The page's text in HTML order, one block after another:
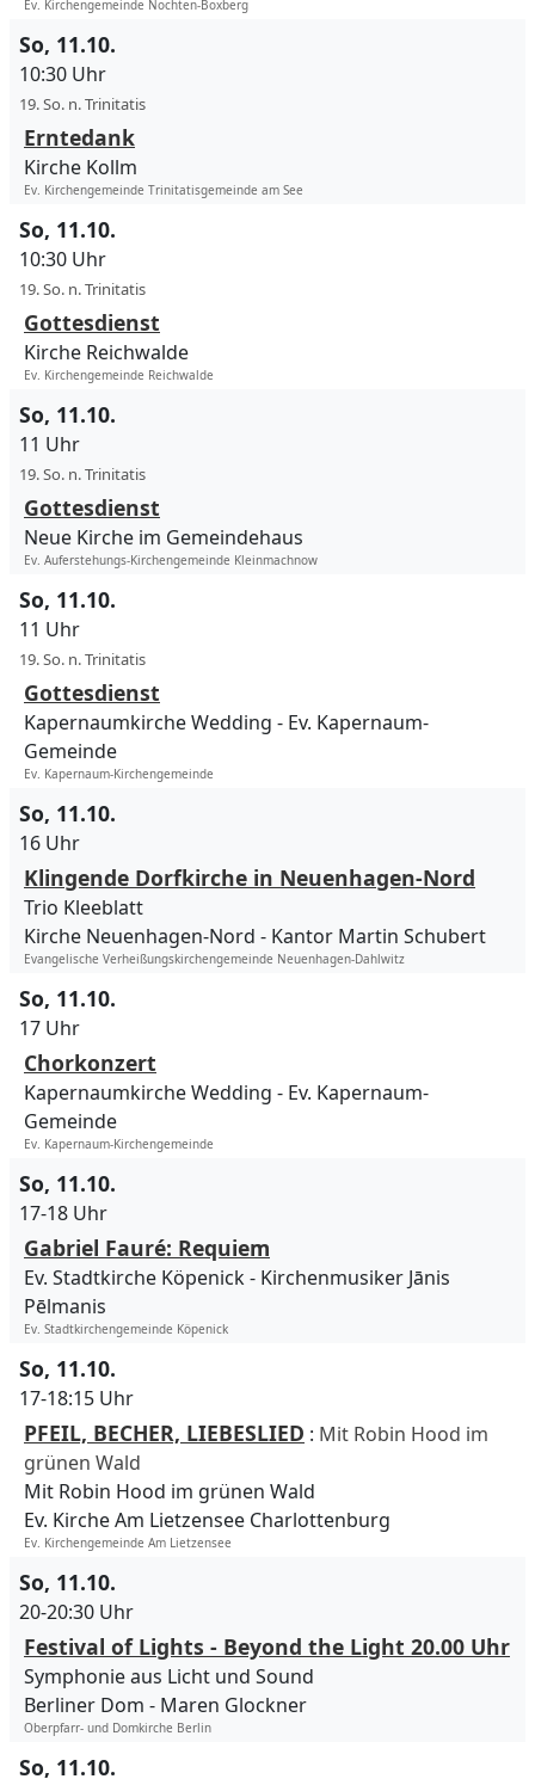
Ev. Kirchengemeinde Nochten-Boxberg
So, 11.10.
10:30 Uhr
19. So. n. Trinitatis
Erntedank
Kirche Kollm
Ev. Kirchengemeinde Trinitatisgemeinde am See
So, 11.10.
10:30 Uhr
19. So. n. Trinitatis
Gottesdienst
Kirche Reichwalde
Ev. Kirchengemeinde Reichwalde
So, 11.10.
11 Uhr
19. So. n. Trinitatis
Gottesdienst
Neue Kirche im Gemeindehaus
Ev. Auferstehungs-Kirchengemeinde Kleinmachnow
So, 11.10.
11 Uhr
19. So. n. Trinitatis
Gottesdienst
Kapernaumkirche Wedding
Ev. Kapernaum-
Gemeinde
Ev. Kapernaum-Kirchengemeinde
So, 11.10.
16 Uhr
Klingende Dorfkirche in Neuenhagen-Nord
Trio Kleeblatt
Kirche Neuenhagen-Nord
Kantor Martin Schubert
Evangelische Verheißungskirchengemeinde Neuenhagen-Dahlwitz
So, 11.10.
17 Uhr
Chorkonzert
Kapernaumkirche Wedding
Ev. Kapernaum-
Gemeinde
Ev. Kapernaum-Kirchengemeinde
So, 11.10.
17-18 Uhr
Gabriel Fauré: Requiem
Ev. Stadtkirche Köpenick
Kirchenmusiker Jānis
Pēlmanis
Ev. Stadtkirchengemeinde Köpenick
So, 11.10.
17-18:15 Uhr
PFEIL, BECHER, LIEBESLIED : Mit Robin Hood im
grünen Wald
Mit Robin Hood im grünen Wald
Ev. Kirche Am Lietzensee Charlottenburg
Ev. Kirchengemeinde Am Lietzensee
So, 11.10.
20-20:30 Uhr
Festival of Lights - Beyond the Light 20.00 Uhr
Symphonie aus Licht und Sound
Berliner Dom
Maren Glockner
Oberpfarr- und Domkirche Berlin
So, 11.10.